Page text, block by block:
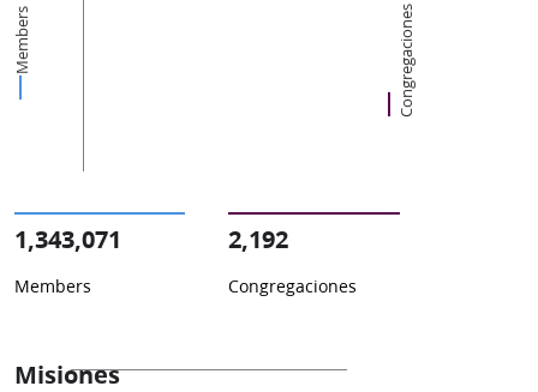
Members Congregaciones
1,343,071
Members
2,192
Congregaciones
Misiones